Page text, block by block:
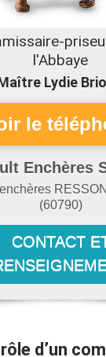
l'Abbaye
Lydie
Enchères
(60790)
CONTACT